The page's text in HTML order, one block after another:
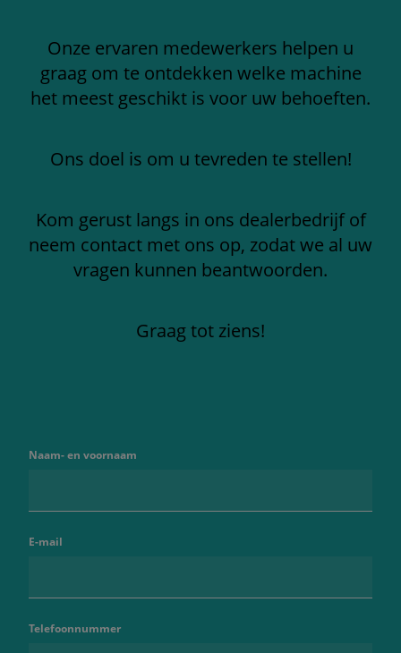
Onze ervaren medewerkers helpen u
graag om te ontdekken welke machine
het meest geschikt is voor uw behoeften.
Ons doel is om u tevreden te stellen!
Kom gerust langs in ons dealerbedrijf of
neem contact met ons op, zodat we al uw
vragen kunnen beantwoorden.
Graag tot ziens!
Naam- en voornaam
E-mail
Telefoonnummer